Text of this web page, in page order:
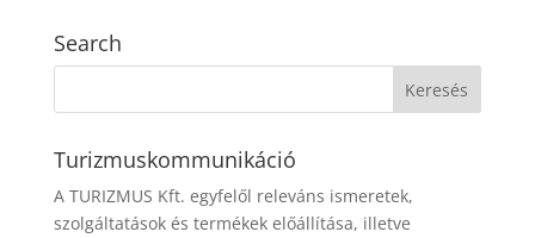
Search
Turizmuskommunikáció
A TURIZMUS Kft. egyfelől releváns ismeretek,
szolgáltatások és termékek előállítása, illetve